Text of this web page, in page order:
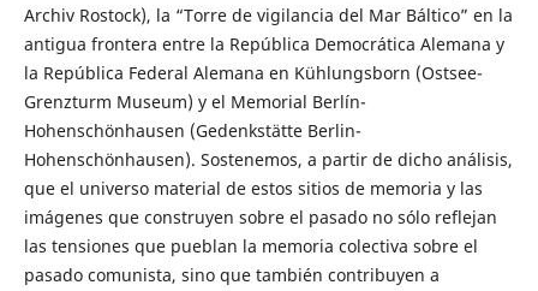
Archiv Rostock), la “Torre de vigilancia del Mar Báltico” en la
antigua frontera entre la República Democrática Alemana y
la República Federal Alemana en Kühlungsborn (Ostsee-
Grenzturm Museum) y el Memorial Berlín-
Hohenschönhausen (Gedenkstätte Berlin-
Hohenschönhausen). Sostenemos, a partir de dicho análisis,
que el universo material de estos sitios de memoria y las
imágenes que construyen sobre el pasado no sólo reflejan
las tensiones que pueblan la memoria colectiva sobre el
pasado comunista, sino que también contribuyen a